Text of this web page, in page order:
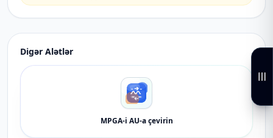
Digər Alətlər
MPGA-i AU-a çevirin